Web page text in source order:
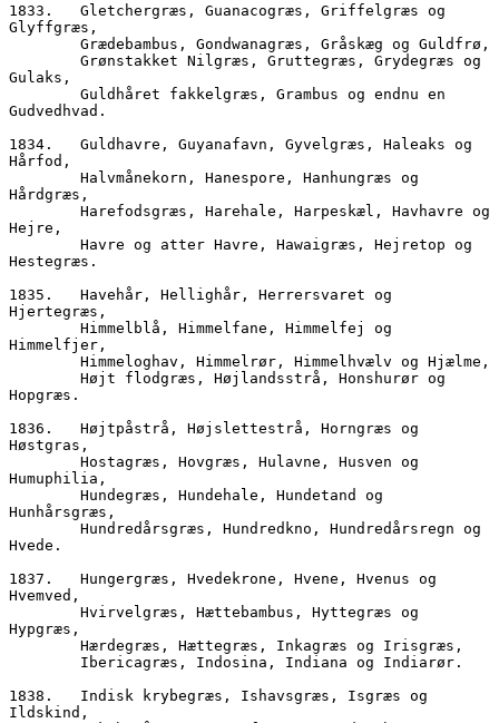
1833.	Gletchergræs, Guanacogræs, Griffelgræs og
Glyffgræs,
        Grædebambus, Gondwanagræs, Gråskæg og Guldfrø,
Gulaks,
Gudvedhvad.
1834.	Guldhavre, Guyanafavn, Gyvelgræs, Haleaks og
Hårfod,
Hårdgræs,
Hejre,
Hestegræs.
1835.	Havehår, Hellighår, Herrersvaret og
Hjertegræs,
Himmelfjer,
        Himmeloghav, Himmelrør, Himmelhvælv og Hjælme,
Hopgræs.
1836.	Højtpåstrå, Højslettestrå, Horngræs og
Høstgras,
Humuphilia,
Hunhårsgræs,
Hvede.
1837.	Hungergræs, Hvedekrone, Hvene, Hvenus og
Hvemved,
Hypgræs,
        Hærdegræs, Hættegræs, Inkagræs og Irisgræs,
        Ibericagræs, Indosina, Indiana og Indiarør.
1838.	Indisk krybegræs, Ishavsgræs, Isgræs og
Ildskind,